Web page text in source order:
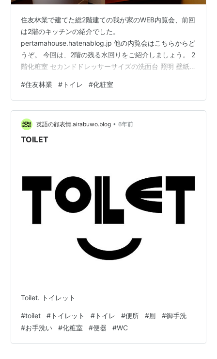
住友林業で建てた総2階建ての我が家のWEB内覧会、前回
は2階のキッチンの紹介でした。
pertamahouse.hatenablog.jp 他の内覧会はこちらからど
うぞ。 今回は、2階の残る水回りをご紹介しましょう。 2
階化粧室 セカンドドレッサーサイズの洗面台 照明 壁紙 2
室 2階化粧室入口 キッチンとは逆サイドにあるのがメイ
ンフロアの化粧室とトイレで、生産さん曰く排水パイプ
の長さ的にギリギリの位置にあるらしいです。 そのた
め、着工直前にパイプスペースの位置を調整してもらっ
たのでした。 pertamahouse.hatenabl…
#住友林業 # トイレ #化粧室
英語の顔表情.airabuwo.blog • 6年前
TOILET
Toilet. トイレット
#toilet # トイレット # トイレ #便所 #厠 #御手洗
#お手洗い #化粧室 #便器 #WC